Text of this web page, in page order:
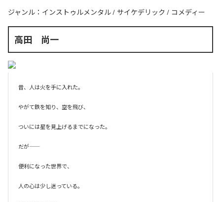
ジャンル： インストゥルメンタル / サイケデリック / コメディー
高田 尚一
昔、人は火を手に入れた。
やがて鉄を知り、空を飛び、
ついには星を見上げるまでになった。
だが――
便利になった世界で、
人の心は少し迷っている。